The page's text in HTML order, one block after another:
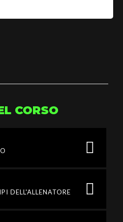
CORSO
DELL'ALLENATORE